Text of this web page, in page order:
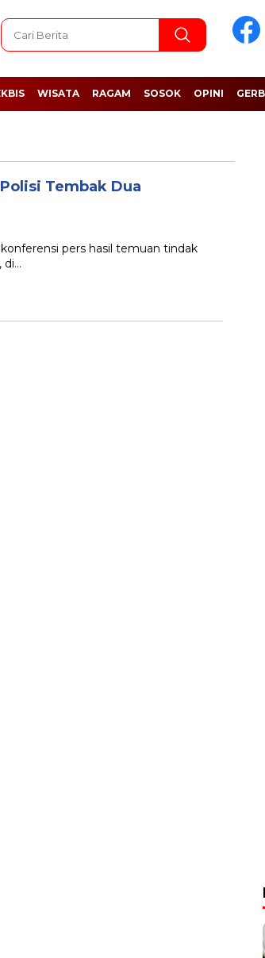
WISATA RAGAM SOSOK OPINI
Tembak Dua
pers hasil temuan tindak
di…